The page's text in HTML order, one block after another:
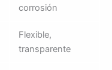
corrosión
Flexible,
transparente